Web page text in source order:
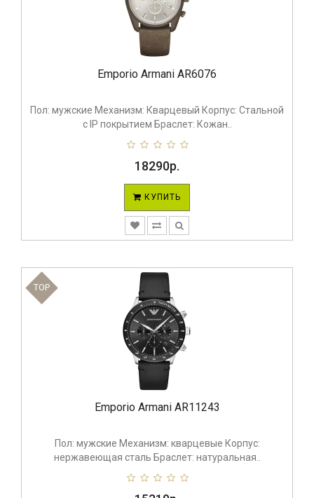
Emporio Armani AR6076
Пол: мужские Механизм: Кварцевый Корпус: Стальной
с IP покрытием Браслет: Кожан..
18290р.
КУПИТЬ
TOP
Emporio Armani AR11243
Пол: мужские Механизм: кварцевые Корпус:
нержавеющая сталь Браслет: натуральная..